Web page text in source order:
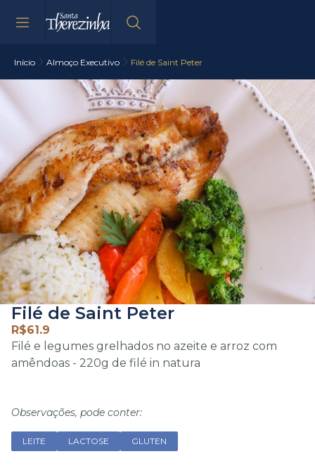
Início Almoço Executivo Filé de Saint Peter
Filé de Saint Peter
R$61.9
Filé e legumes grelhados no azeite e arroz com
amêndoas - 220g de filé in natura
Observações, pode conter:
LEITE LACTOSE GLUTEN